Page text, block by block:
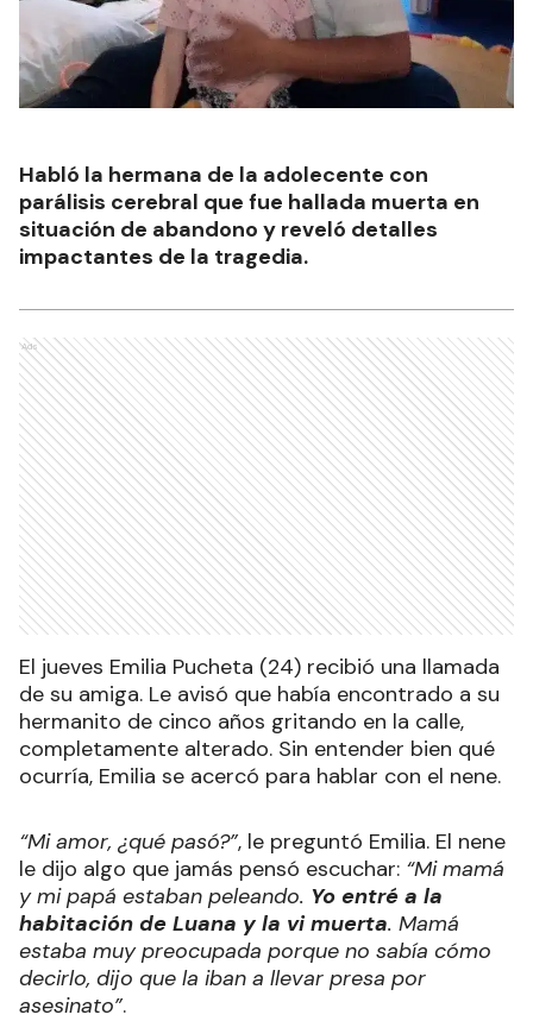
Habló la hermana de la adolecente con
parálisis cerebral que fue hallada muerta en
situación de abandono y reveló detalles
impactantes de la tragedia.
Ads
El jueves Emilia Pucheta (24) recibió una llamada
de su amiga. Le avisó que había encontrado a su
hermanito de cinco años gritando en la calle,
completamente alterado. Sin entender bien qué
ocurría, Emilia se acercó para hablar con el nene.
“Mi amor, ¿qué pasó?”, le preguntó Emilia. El nene
le dijo algo que jamás pensó escuchar: “Mi mamá
y mi papá estaban peleando. Yo entré a la
habitación de Luana y la vi muerta. Mamá
estaba muy preocupada porque no sabía cómo
decirlo, dijo que la iban a llevar presa por
asesinato”.